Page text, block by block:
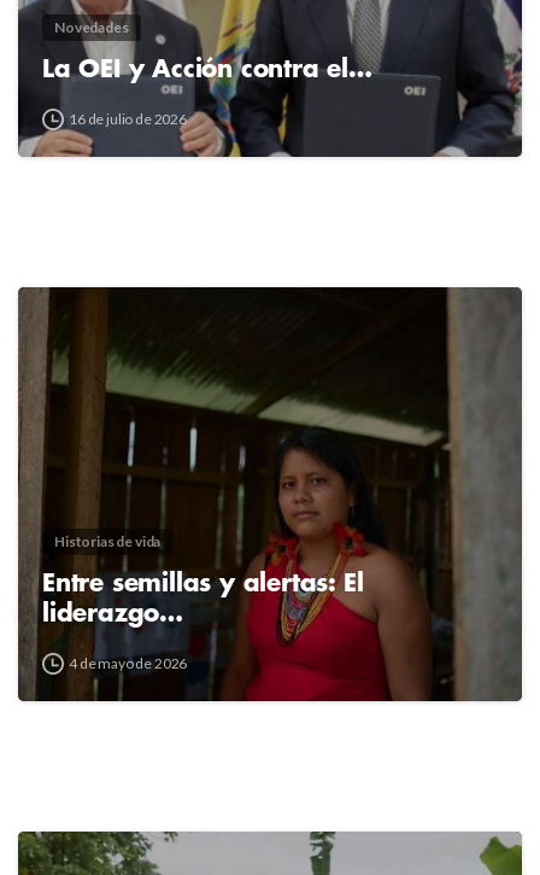
Novedades
La OEI y Acción contra el…
16 de julio de 2026
Historias de vida
Entre semillas y alertas: El
liderazgo…
4 de mayo de 2026
24